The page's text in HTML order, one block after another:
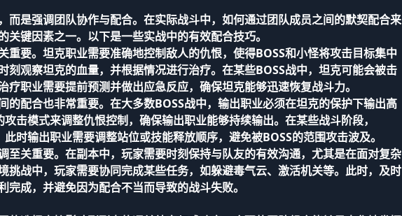
而是强调团队协作与配合。在实际战斗中，如何通过团队成员之间的默契配合来
关键因素之一。以下是一些实战中的有效配合技巧。
重要。坦克职业需要准确地控制敌人的仇恨，使得BOSS和小怪将攻击目标集中
刻观察坦克的血量，并根据情况进行治疗。在某些BOSS战中，坦克可能会被击
疗职业需要提前预测并做出应急反应，确保坦克能够迅速恢复战斗力。
的配合也非常重要。在大多数BOSS战中，输出职业必须在坦克的保护下输出高
击模式来调整仇恨控制，确保输出职业能够持续输出。在某些战斗阶段，
时输出职业需要调整站位或技能释放顺序，避免被BOSS的范围攻击波及。
至关重要。在副本中，玩家需要时刻保持与队友的有效沟通，尤其是在面对复杂
挑战中，玩家需要协同完成某些任务，如躲避毒气云、激活机关等。此时，及时
完成，并避免因为配合不当而导致的战斗失败。